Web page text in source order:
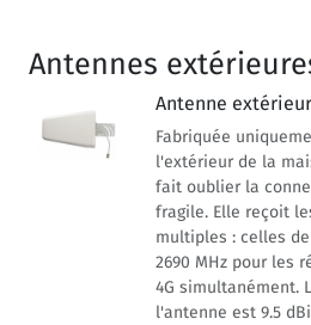
Antennes
Antenne
Fabriquée
l'extérieur de la
fait oublier la
fragile. Elle reçoit
multiples : celles de
2690 MHz pour les
4G simultanément.
l'antenne est 9.5